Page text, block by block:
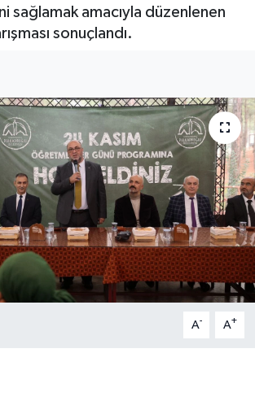
sağlamak amacıyla düzenlenen
sonuçlandı.
A- A+